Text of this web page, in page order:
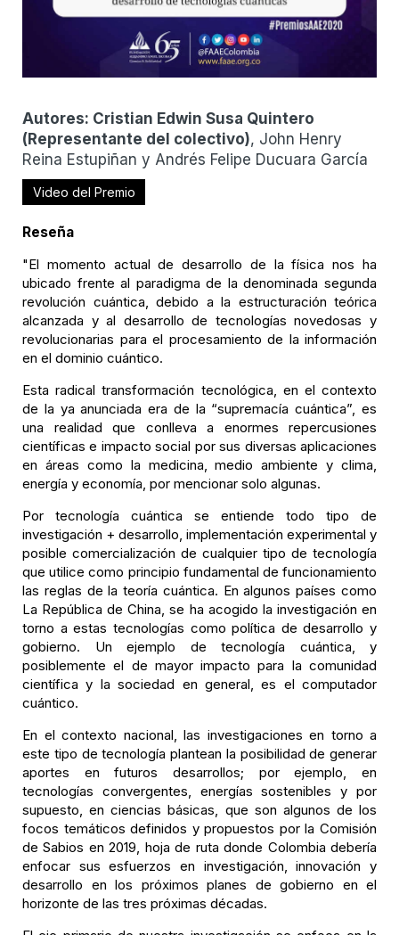
Autores: Cristian Edwin Susa Quintero
( Representante del colectivo), John Henry
Reina Estupiñan y Andrés Felipe Ducuara García
Video del Premio
Reseña
"El momento actual de desarrollo de la física nos ha
ubicado frente al paradigma de la denominada segunda
revolución cuántica, debido a la estructuración teórica
alcanzada y al desarrollo de tecnologías novedosas y
revolucionarias para el procesamiento de la información
en el dominio cuántico.
Esta radical transformación tecnológica, en el contexto
de la ya anunciada era de la “supremacía cuántica”, es
una realidad que conlleva a enormes repercusiones
científicas e impacto social por sus diversas aplicaciones
en áreas como la medicina, medio ambiente y clima,
energía y economía, por mencionar solo algunas.
Por tecnología cuántica se entiende todo tipo de
investigación + desarrollo, implementación experimental y
posible comercialización de cualquier tipo de tecnología
que utilice como principio fundamental de funcionamiento
las reglas de la teoría cuántica. En algunos países como
La República de China, se ha acogido la investigación en
torno a estas tecnologías como política de desarrollo y
gobierno. Un ejemplo de tecnología cuántica, y
posiblemente el de mayor impacto para la comunidad
científica y la sociedad en general, es el computador
cuántico.
En el contexto nacional, las investigaciones en torno a
este tipo de tecnología plantean la posibilidad de generar
aportes en futuros desarrollos; por ejemplo, en
tecnologías convergentes, energías sostenibles y por
supuesto, en ciencias básicas, que son algunos de los
focos temáticos definidos y propuestos por la Comisión
de Sabios en 2019, hoja de ruta donde Colombia debería
enfocar sus esfuerzos en investigación, innovación y
desarrollo en los próximos planes de gobierno en el
horizonte de las tres próximas décadas.